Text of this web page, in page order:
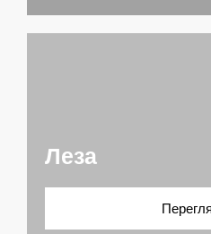
Леза